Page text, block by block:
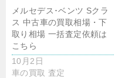
メルセデス･ベンツ Sクラ
ス 中古車の買取相場・下
取り相場 一括査定依頼は
こちら
10月2日
車の買取 査定